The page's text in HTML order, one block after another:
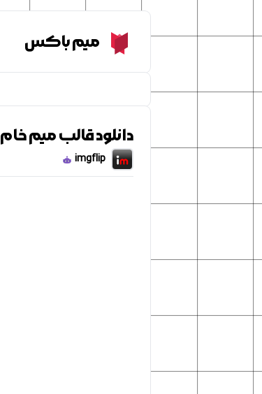
Meme Boxمیم باکس
دانلود قالب میم خام Spongebob mailbox
imgflip